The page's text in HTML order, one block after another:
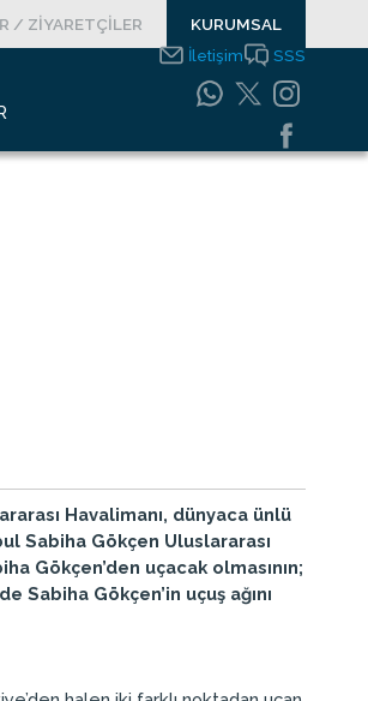
/ ZİYARETÇİLER KURUMSAL
İletişim SSS
Havalimanı, dünyaca ünlü
Sabiha Gökçen Uluslararası
Gökçen’den uçacak olmasının;
Sabiha Gökçen’in uçuş ağını